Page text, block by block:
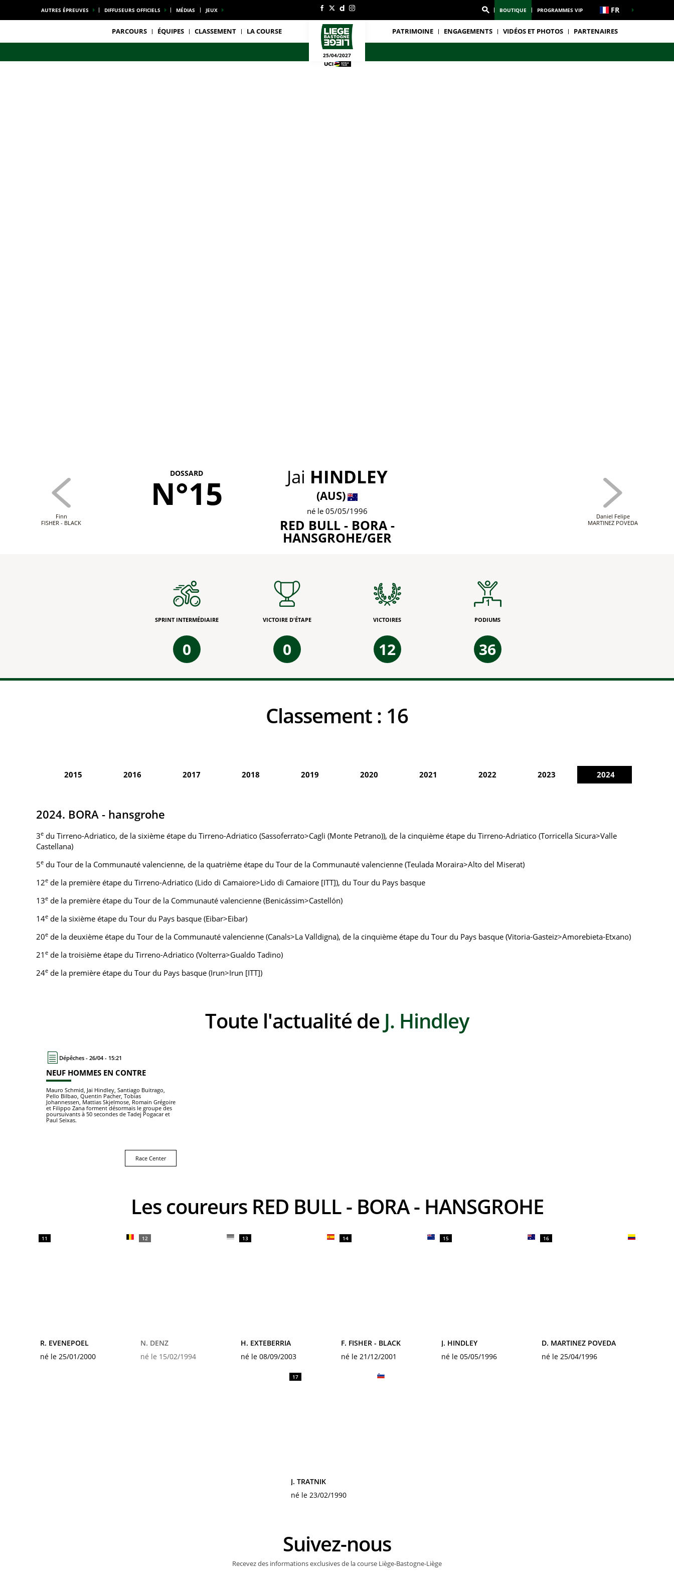
AUTRES ÉPREUVES DIFFUSEURS OFFICIELS MÉDIAS JEUX BOUTIQUE PROGRAMMES VIP FR
PARCOURS ÉQUIPES CLASSEMENT LA COURSE
25/04/2027
PATRIMOINE ENGAGEMENTS VIDÉOS ET PHOTOS PARTENAIRES
DOSSARD
N°15 Jai HINDLEY
(AUS)
né le 05/05/1996
RED BULL - BORA -
HANSGROHE/GER
Finn
FISHER - BLACK
Daniel Felipe
MARTINEZ POVEDA
SPRINT INTERMÉDIAIRE
0
VICTOIRE D'ÉTAPE
0
VICTOIRES
12
PODIUMS
36
Classement : 16
2015 2016 2017 2018 2019 2020 2021 2022 2023 2024
2024. BORA - hansgrohe
3e du Tirreno-Adriatico, de la sixième étape du Tirreno-Adriatico (Sassoferrato>Cagli (Monte Petrano)), de la cinquième étape du Tirreno-Adriatico (Torricella Sicura>Valle
Castellana)
5e du Tour de la Communauté valencienne, de la quatrième étape du Tour de la Communauté valencienne (Teulada Moraira>Alto del Miserat)
12e de la première étape du Tirreno-Adriatico (Lido di Camaiore>Lido di Camaiore [ITT]), du Tour du Pays basque
13e de la première étape du Tour de la Communauté valencienne (Benicássim>Castellón)
14e de la sixième étape du Tour du Pays basque (Eibar>Eibar)
20e de la deuxième étape du Tour de la Communauté valencienne (Canals>La Valldigna), de la cinquième étape du Tour du Pays basque (Vitoria-Gasteiz>Amorebieta-Etxano)
21 e de la troisième étape du Tirreno-Adriatico (Volterra>Gualdo Tadino)
24e de la première étape du Tour du Pays basque (Irun>Irun [ITT])
Toute l'actualité de J. Hindley
Dépêches - 26/04 - 15:21
NEUF HOMMES EN CONTRE
Mauro Schmid, Jai Hindley, Santiago Buitrago,
Pello Bilbao, Quentin Pacher, Tobias
Johannessen, Mattias Skjelmose, Romain Grégoire
et Filippo Zana forment désormais le groupe des
poursuivants à 50 secondes de Tadej Pogacar et
Paul Seixas.
Race Center
Les coureurs RED BULL - BORA - HANSGROHE
11
R. EVENEPOEL
né le 25/01/2000
12
N. DENZ
né le 15/02/1994
13
H. EXTEBERRIA
né le 08/09/2003
14
F. FISHER - BLACK
né le 21/12/2001
15
J. HINDLEY
né le 05/05/1996
16
D. MARTINEZ POVEDA
né le 25/04/1996
17
J. TRATNIK
né le 23/02/1990
Suivez-nous
Recevez des informations exclusives de la course Liège-Bastogne-Liège